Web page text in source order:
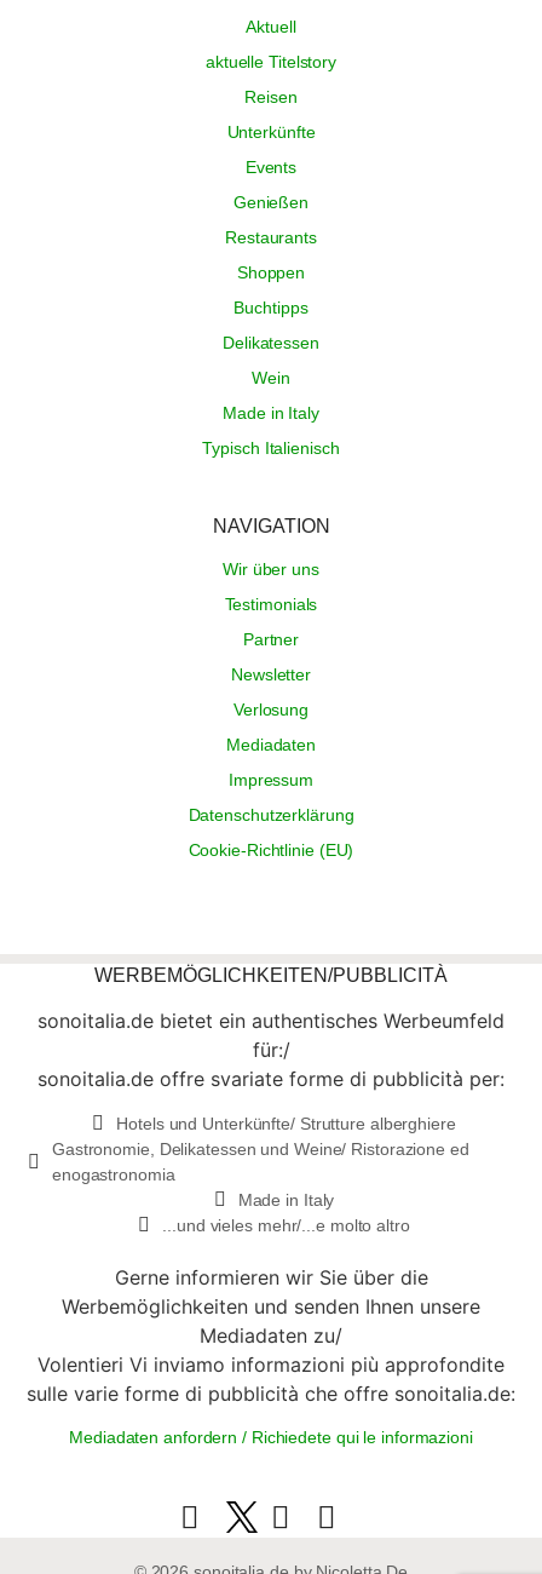
Aktuell
aktuelle Titelstory
Reisen
Unterkünfte
Events
Genießen
Restaurants
Shoppen
Buchtipps
Delikatessen
Wein
Made in Italy
Typisch Italienisch
NAVIGATION
Wir über uns
Testimonials
Partner
Newsletter
Verlosung
Mediadaten
Impressum
Datenschutzerklärung
Cookie-Richtlinie (EU)
WERBEMÖGLICHKEITEN/PUBBLICITÀ
sonoitalia.de bietet ein authentisches Werbeumfeld
für:/
sonoitalia.de offre svariate forme di pubblicità per:
Hotels und Unterkünfte/ Strutture alberghiere
Gastronomie, Delikatessen und Weine/ Ristorazione ed
enogastronomia
Made in Italy
...und vieles mehr/...e molto altro
Gerne informieren wir Sie über die
Werbemöglichkeiten und senden Ihnen unsere
Mediadaten zu/
Volentieri Vi inviamo informazioni più approfondite
sulle varie forme di pubblicità che offre sonoitalia.de:
Mediadaten anfordern / Richiedete qui le informazioni